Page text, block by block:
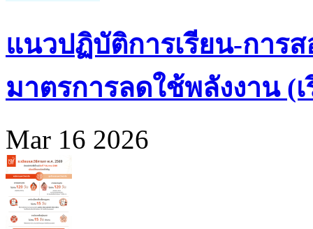
แนวปฏิบัติการเรียน-การ
มาตรการลดใช้พลังงาน (เ
Mar 16 2026